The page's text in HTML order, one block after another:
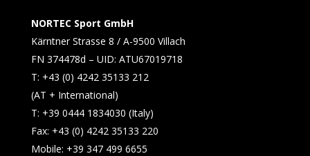
NORTEC Sport GmbH
Kärntner Strasse 8 / A-9500 Villach
FN 374478d – UID: ATU67019718
T: +43 (0) 4242 35133 212
(AT + International)
T: +39 0444 1834030 (Italy)
Fax: +43 (0) 4242 35133 220
Mobile: +39 347 499 6655​